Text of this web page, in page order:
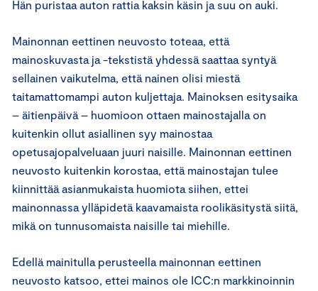
Hän puristaa auton rattia kaksin käsin ja suu on auki.
Mainonnan eettinen neuvosto toteaa, että
mainoskuvasta ja -tekstistä yhdessä saattaa syntyä
sellainen vaikutelma, että nainen olisi miestä
taitamattomampi auton kuljettaja. Mainoksen esitysaika
– äitienpäivä – huomioon ottaen mainostajalla on
kuitenkin ollut asiallinen syy mainostaa
opetusajopalveluaan juuri naisille. Mainonnan eettinen
neuvosto kuitenkin korostaa, että mainostajan tulee
kiinnittää asianmukaista huomiota siihen, ettei
mainonnassa ylläpidetä kaavamaista roolikäsitystä siitä,
mikä on tunnusomaista naisille tai miehille.
Edellä mainitulla perusteella mainonnan eettinen
neuvosto katsoo, ettei mainos ole ICC:n markkinoinnin